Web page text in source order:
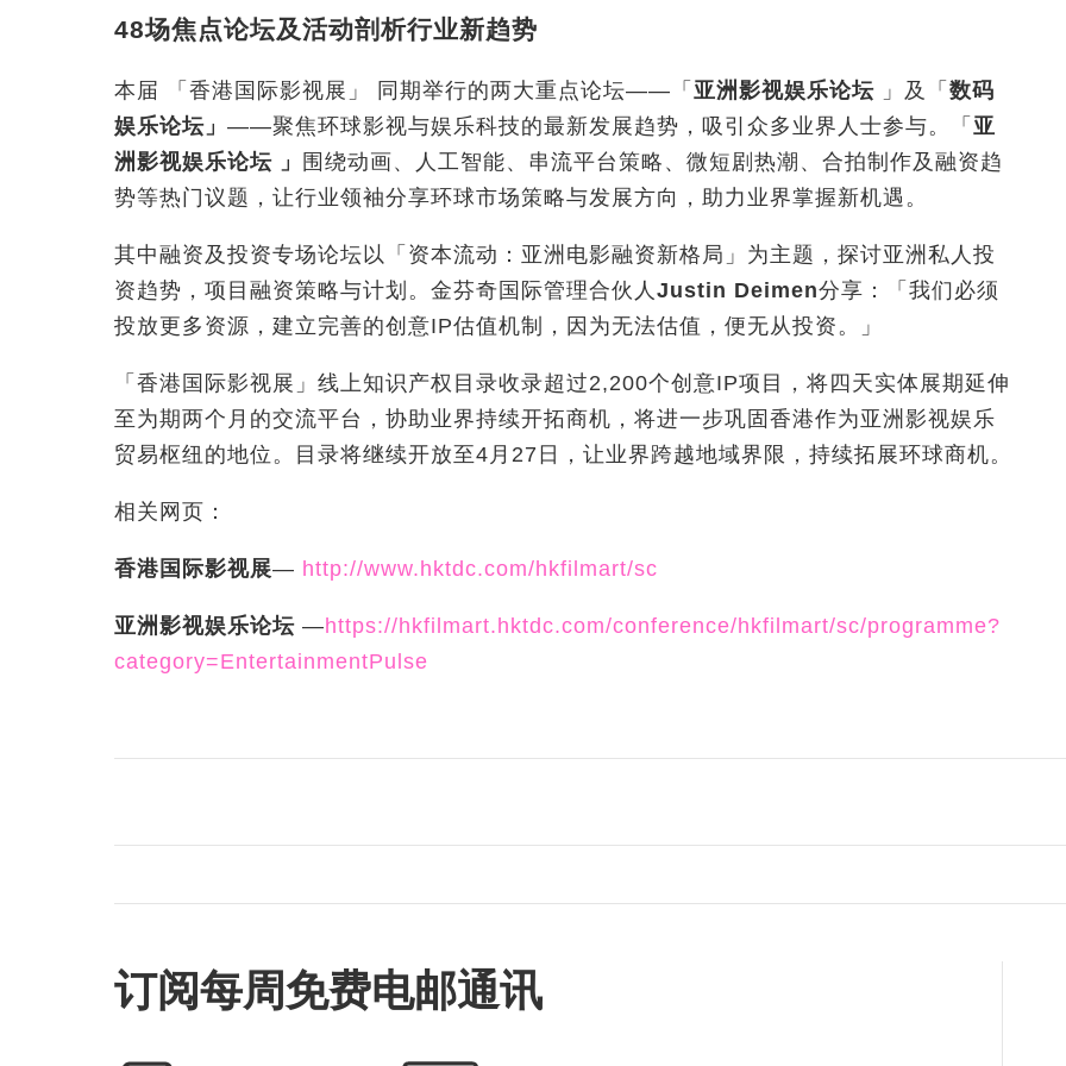
48场焦点论坛及活动剖析行业新趋势
本届 「香港国际影视展 」 同期举行的两大重点论坛——「 亚洲影视娱乐论坛 」 及「 数码
娱乐论坛 」 ——聚焦环球影视与娱乐科技的最新发展趋势，吸引众多业界人士参与。「 亚
洲影视娱乐论坛 」
围绕动画、人工智能、串流平台策略、微短剧热潮、合拍制作及融资趋
势等热门议题，让行业领袖分享环球市场策略与发展方向，助力业界掌握新机遇。
其中融资及投资专场论坛以「资本流动：亚洲电影融资新格局 」 为主题，探讨亚洲私人投
资趋势，项目融资策略与计划。金芬奇国际管理合伙人 Justin Deimen分享：「我们必须
投放更多资源，建立完善的创意IP估值机制，因为无法估值，便无从投资。
」
「香港国际影视展 」 线上知识产权目录收录超过2,200个创意IP项目，将四天实体展期延伸
至为期两个月的交流平台，协助业界持续开拓商机，将进一步巩固香港作为亚洲影视娱乐
贸易枢纽的地位。目录将继续开放至4月27日，让业界跨越地域界限，持续拓展环球商机。
相关网页：
香港国际影视展— http://www.hktdc.com/hkfilmart/sc
亚洲影视娱乐论坛 —https://hkfilmart.hktdc.com/conference/hkfilmart/sc/programme?
category=EntertainmentPulse
订阅每周免费电邮通讯